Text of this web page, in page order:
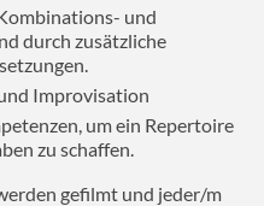
und
durch zusätzliche
Improvisation
um ein Repertoire
zu schaffen.
gefilmt und jeder/m